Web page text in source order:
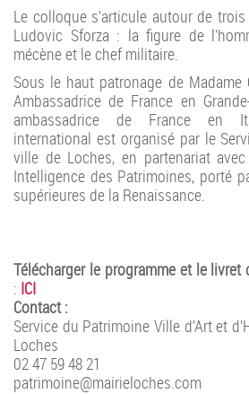
Le colloque s’articule autour de
Ludovic Sforza : la figure de
mécène et le chef militaire.
Sous le haut patronage de Madame
Ambassadrice de France en
ambassadrice de France en
international est organisé par le
ville de Loches, en partenariat
Intelligence des Patrimoines, porté
supérieures de la Renaissance.
Télécharger le programme et le
: ICI
Contact :
Service du Patrimoine Ville d’Art et
Loches
02 47 59 48 21
patrimoine@mairieloches.com